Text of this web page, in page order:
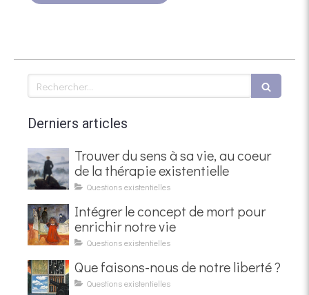
Rechercher
Derniers articles
Trouver du sens à sa vie, au coeur
de la thérapie existentielle
Questions existentielles
Intégrer le concept de mort pour
enrichir notre vie
Questions existentielles
Que faisons-nous de notre liberté ?
Questions existentielles